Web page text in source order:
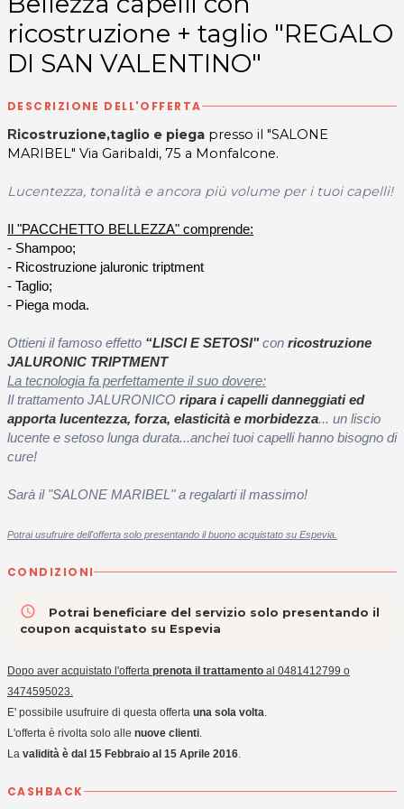
ricostruzione + taglio "REGALO
DI SAN VALENTINO"
DESCRIZIONE DELL'OFFERTA
Ricostruzione,taglio e piega presso il "SALONE
MARIBEL" Via Garibaldi, 75 a Monfalcone.
Lucentezza, tonalità e ancora più volume per i tuoi capelli!
Il "PACCHETTO BELLEZZA" comprende:
- Shampoo;
- Ricostruzione jaluronic triptment
- Taglio;
- Piega moda.
Ottieni il famoso effetto “LISCI E SETOSI"con ricostruzione
JALURONIC TRIPTMENT
La tecnologia fa perfettamente il suo dovere:
Il trattamento JALURONICO ripara i capelli danneggiati ed
apporta lucentezza, forza, elasticità e morbidezza... un liscio
lucente e setoso lunga durata...anchei tuoi capelli hanno bisogno di
cure!
Sarà il "SALONE MARIBEL"a regalarti il massimo!
Potrai usufruire dell'offerta solo presentando il buono acquistato su Espevia.
CONDIZIONI
access_time
Potrai beneficiare del servizio solo presentando il
coupon acquistato su Espevia
Dopo aver acquistato l'offerta prenota il trattamento al 0481412799 o
3474595023.
E' possibile usufruire di questa offerta una sola volta
L'offerta è rivolta solo alle nuove clienti
La validità è dal 15 Febbraio al 15 Aprile 2016
CASHBACK